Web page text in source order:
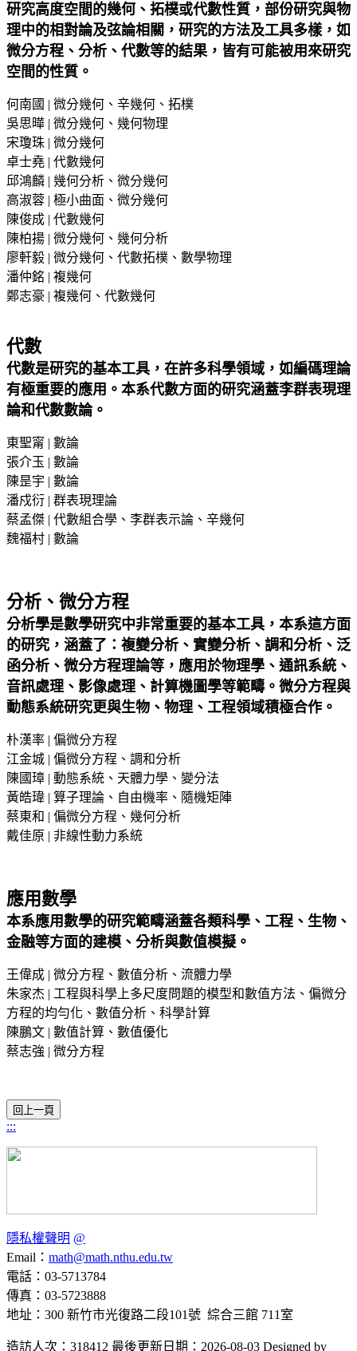
研究高度空間的幾何、拓樸或代數性質，部份研究與物
理中的相對論及弦論相關，研究的方法及工具多樣，如
微分方程、分析、代數等的結果，皆有可能被用來研究
空間的性質。
何南國 | 微分幾何、辛幾何、拓樸
吳思曄 | 微分幾何、幾何物理
宋瓊珠 | 微分幾何
卓士堯 | 代數幾何
邱鴻麟 | 幾何分析、微分幾何
高淑蓉 | 極小曲面、微分幾何
陳俊成 | 代數幾何
陳柏揚 | 微分幾何、幾何分析
廖軒毅 | 微分幾何、代數拓樸、數學物理
潘仲銘 | 複幾何
鄭志豪 | 複幾何、代數幾何
代數
代數是研究的基本工具，在許多科學領域，如編碼理論
有極重要的應用。本系代數方面的研究涵蓋李群表現理
論和代數數論。
東聖甯 | 數論
張介玉 | 數論
陳昰宇 | 數論
潘戍衍 | 群表現理論
蔡孟傑 | 代數組合學、李群表示論、辛幾何
魏福村 | 數論
分析、微分方程
分析學是數學研究中非常重要的基本工具，本系這方面
的研究，涵蓋了：複變分析、實變分析、調和分析、泛
函分析、微分方程理論等，應用於物理學、通訊系統、
音訊處理、影像處理、計算機圖學等範疇。微分方程與
動態系統研究更與生物、物理、工程領域積極合作。
朴漢率 | 偏微分方程
江金城 | 偏微分方程、調和分析
陳國璋 | 動態系統、天體力學、變分法
黃皓瑋 | 算子理論、自由機率、隨機矩陣
蔡東和 | 偏微分方程、幾何分析
戴佳原 | 非線性動力系統
應用數學
本系應用數學的研究範疇涵蓋各類科學、工程、生物、
金融等方面的建模、分析與數值模擬。
王偉成 | 微分方程、數值分析、流體力學
朱家杰 | 工程與科學上多尺度問題的模型和數值方法、偏微分
方程的均勻化、數值分析、科學計算
陳鵬文 | 數值計算、數值優化
蔡志強 | 微分方程
:::
隱私權聲明 @
Email： math@math.nthu.edu.tw
電話：03-5713784
傳真：03-5723888
地址：300 新竹市光復路二段101號 綜合三館 711室
造訪人次：318412 最後更新日期：2026-08-03 Designed by